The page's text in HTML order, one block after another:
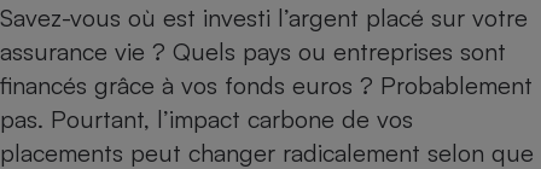
Savez-vous où est investi l’argent placé sur votre
assurance vie ? Quels pays ou entreprises sont
financés grâce à vos fonds euros ? Probablement
pas. Pourtant, l’impact carbone de vos
placements peut changer radicalement selon que
Banque
Lave-linge
Téléviseur
Antimoustique